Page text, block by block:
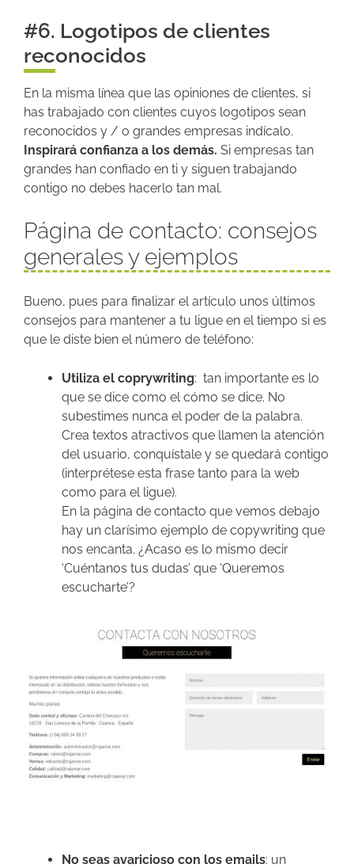
#6. Logotipos de clientes
reconocidos
En la misma línea que las opiniones de clientes, si
has trabajado con clientes cuyos logotipos sean
reconocidos y / o grandes empresas indícalo.
Inspirará confianza a los demás. Si empresas tan
grandes han confiado en ti y siguen trabajando
contigo no debes hacerlo tan mal.
Página de contacto: consejos
generales y ejemplos
Bueno, pues para finalizar el artículo unos últimos
consejos para mantener a tu ligue en el tiempo si es
que le diste bien el número de teléfono:
Utiliza el coprywriting: tan importante es lo
que se dice como el cómo se dice. No
subestimes nunca el poder de la palabra.
Crea textos atractivos que llamen la atención
del usuario, conquístale y se quedará contigo
(interprétese esta frase tanto para la web
como para el ligue).
En la página de contacto que vemos debajo
hay un clarísimo ejemplo de copywriting que
nos encanta. ¿Acaso es lo mismo decir
‘Cuéntanos tus dudas’ que ‘Queremos
escucharte’?
No seas avaricioso con los emails: un